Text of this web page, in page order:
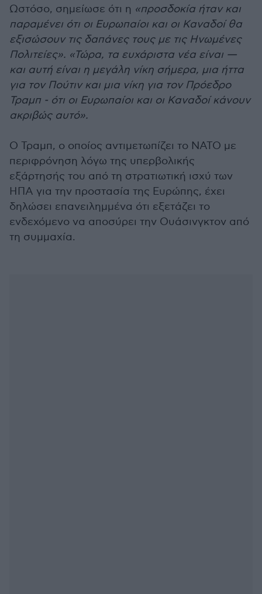
Ωστόσο, σημείωσε ότι η «προσδοκία ήταν και
παραμένει ότι οι Ευρωπαίοι και οι Καναδοί θα
εξισώσουν τις δαπάνες τους με τις Ηνωμένες
Πολιτείες». «Τώρα, τα ευχάριστα νέα είναι —
και αυτή είναι η μεγάλη νίκη σήμερα, μια ήττα
για τον Πούτιν και μια νίκη για τον Πρόεδρο
Τραμπ - ότι οι Ευρωπαίοι και οι Καναδοί κάνουν
ακριβώς αυτό».
Ο Τραμπ, ο οποίος αντιμετωπίζει το ΝΑΤΟ με
περιφρόνηση λόγω της υπερβολικής
εξάρτησής του από τη στρατιωτική ισχύ των
ΗΠΑ για την προστασία της Ευρώπης, έχει
δηλώσει επανειλημμένα ότι εξετάζει το
ενδεχόμενο να αποσύρει την Ουάσινγκτον από
τη συμμαχία.